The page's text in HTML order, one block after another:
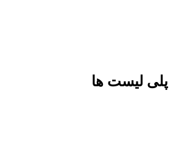
پلی لیست ها